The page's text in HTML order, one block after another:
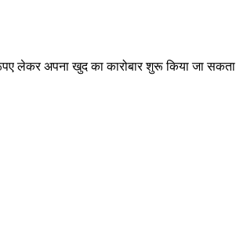
लेकर अपना खुद का कारोबार शुरू किया जा सकता